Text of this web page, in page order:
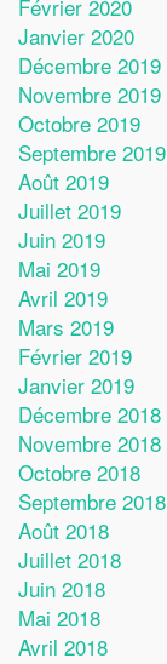
Février 2020
Janvier 2020
Décembre 2019
Novembre 2019
Octobre 2019
Septembre 2019
Août 2019
Juillet 2019
Juin 2019
Mai 2019
Avril 2019
Mars 2019
Février 2019
Janvier 2019
Décembre 2018
Novembre 2018
Octobre 2018
Septembre 2018
Août 2018
Juillet 2018
Juin 2018
Mai 2018
Avril 2018